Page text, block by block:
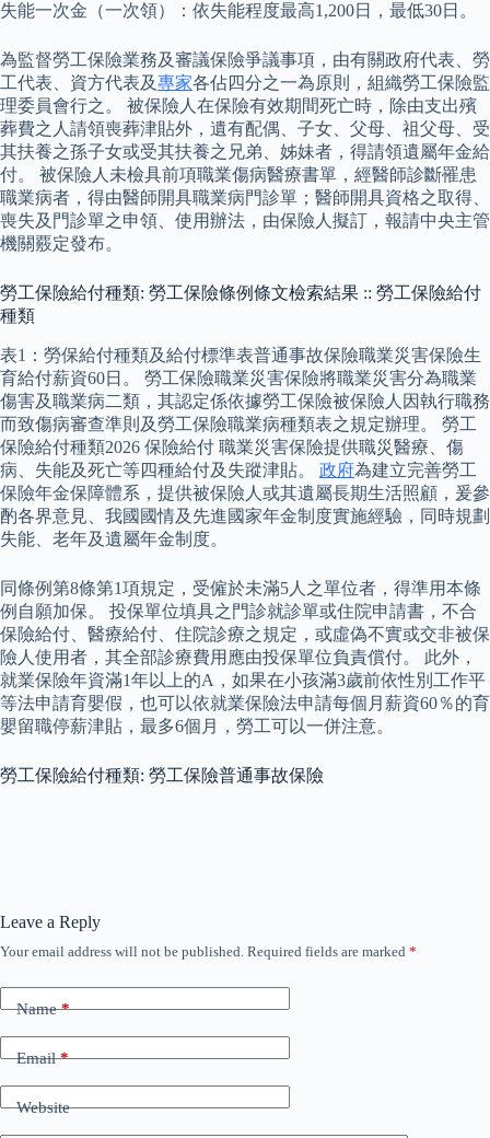
失能一次金（一次領）：依失能程度最高1,200日，最低30日。
為監督勞工保險業務及審議保險爭議事項，由有關政府代表、勞
工代表、資方代表及專家各佔四分之一為原則，組織勞工保險監
理委員會行之。 被保險人在保險有效期間死亡時，除由支出殯
葬費之人請領喪葬津貼外，遺有配偶、子女、父母、祖父母、受
其扶養之孫子女或受其扶養之兄弟、姊妹者，得請領遺屬年金給
付。 被保險人未檢具前項職業傷病醫療書單，經醫師診斷罹患
職業病者，得由醫師開具職業病門診單；醫師開具資格之取得、
喪失及門診單之申領、使用辦法，由保險人擬訂，報請中央主管
機關覈定發布。
勞工保險給付種類: 勞工保險條例條文檢索結果 :: 勞工保險給付
種類
表1：勞保給付種類及給付標準表普通事故保險職業災害保險生
育給付薪資60日。 勞工保險職業災害保險將職業災害分為職業
傷害及職業病二類，其認定係依據勞工保險被保險人因執行職務
而致傷病審查準則及勞工保險職業病種類表之規定辦理。 勞工
保險給付種類2026 保險給付 職業災害保險提供職災醫療、傷
病、失能及死亡等四種給付及失蹤津貼。 政府為建立完善勞工
保險年金保障體系，提供被保險人或其遺屬長期生活照顧，爰參
酌各界意見、我國國情及先進國家年金制度實施經驗，同時規劃
失能、老年及遺屬年金制度。
同條例第8條第1項規定，受僱於未滿5人之單位者，得準用本條
例自願加保。 投保單位填具之門診就診單或住院申請書，不合
保險給付、醫療給付、住院診療之規定，或虛偽不實或交非被保
險人使用者，其全部診療費用應由投保單位負責償付。 此外，
就業保險年資滿1年以上的A，如果在小孩滿3歲前依性別工作平
等法申請育嬰假，也可以依就業保險法申請每個月薪資60％的育
嬰留職停薪津貼，最多6個月，勞工可以一併注意。
勞工保險給付種類: 勞工保險普通事故保險
Leave a Reply
Your email address will not be published. Required fields are marked *
Name*
Email*
Website